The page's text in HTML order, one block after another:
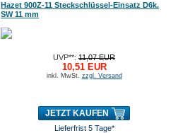
Hazet 900Z-11 Steckschlüssel-Einsatz D6k.
SW 11 mm
UVP**:11,07 EUR
10,51 EUR
inkl. MwSt. zzgl. Versand
JETZT KAUFEN
Lieferfrist 5 Tage*